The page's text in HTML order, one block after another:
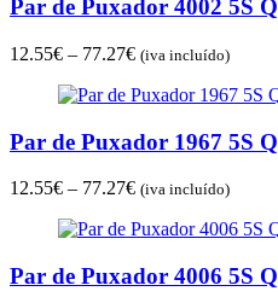
46.59€
Par de Puxador 4002 5S Q
12.55€ – 77.27€Price
12.55€
77.27€
(iva incluído)
Par de Puxador 1967 5S Q
12.55€ – 77.27€Price
12.55€
77.27€
(iva incluído)
Par de Puxador 4006 5S Q